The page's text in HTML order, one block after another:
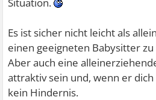
Es ist sicher nicht leicht als
einen geeigneten Babysitter
Aber auch eine
attraktiv sein und, wenn er
kein Hindernis.